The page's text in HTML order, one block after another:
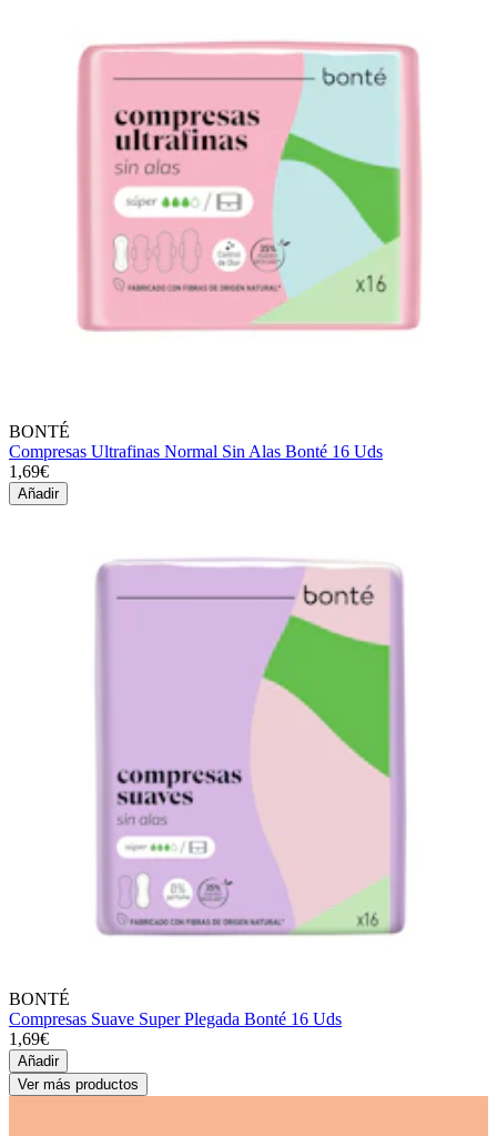
BONTÉ
Compresas Ultrafinas Normal Sin Alas Bonté 16 Uds
1,69€
Añadir
BONTÉ
Compresas Suave Super Plegada Bonté 16 Uds
1,69€
Añadir
Ver más productos